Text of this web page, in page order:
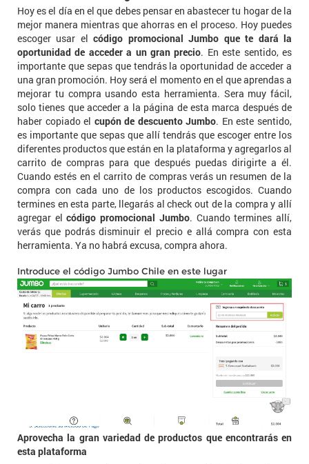
Hoy es el día en el que debes pensar en abastecer tu hogar de la
mejor manera mientras que ahorras en el proceso. Hoy puedes
escoger usar elcódigo promocional Jumbo que te dará la
oportunidad de acceder a un gran precio. En este sentido, es
importante que sepas que tendrás la oportunidad de acceder a
una gran promoción. Hoy será el momento en el que aprendas a
mejorar tu compra usando esta herramienta. Sera muy fácil,
solo tienes que acceder a la página de esta marca después de
haber copiado el cupón de descuento Jumbo. En este sentido,
es importante que sepas que allí tendrás que escoger entre los
diferentes productos que están en la plataforma y agregarlos al
carrito de compras para que después puedas dirigirte a él.
Cuando estés en el carrito de compras verás un resumen de la
compra con cada uno de los productos escogidos. Cuando
termines en esta parte, llegarás al check out de la compra y allí
agregar elcódigo promocional Jumbo. Cuando termines allí,
verás que podrás disminuir el precio e allá compra con esta
herramienta. Ya no habrá excusa, compra ahora.
Introduce el código Jumbo Chile en este lugar
Aprovecha la gran variedad de productos que encontrarás en
esta plataforma